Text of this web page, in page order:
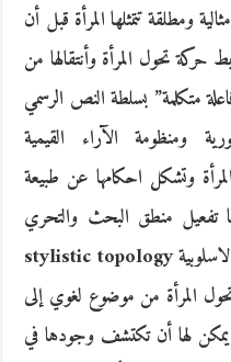
ومطلقة تتمثلها المرأة قبل أن
تحول المرأة وأنتقالها من
متكلمة” بسلطة النص الرسمي
ومنظومة الآراء القيمية
وتشكل احكامها عن طبيعة
تفعيل منطق البحث والتحري
inquiry في بنية ونظام الطوبولوجيا الاسلوبية stylistic topology
المرأة من موضوع لغوي إلى
لها أن تكتشف وجودها في